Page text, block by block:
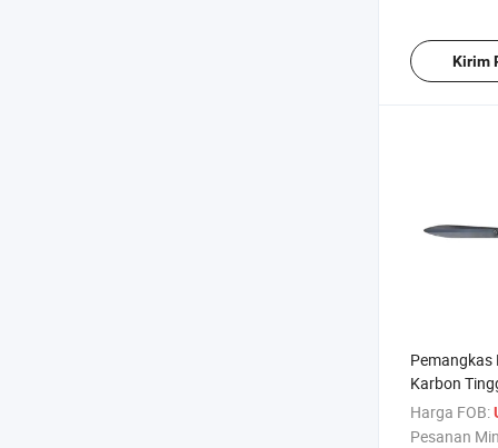
Kirim
Pemangkas
Karbon
50#
Harga FOB:
Pesanan